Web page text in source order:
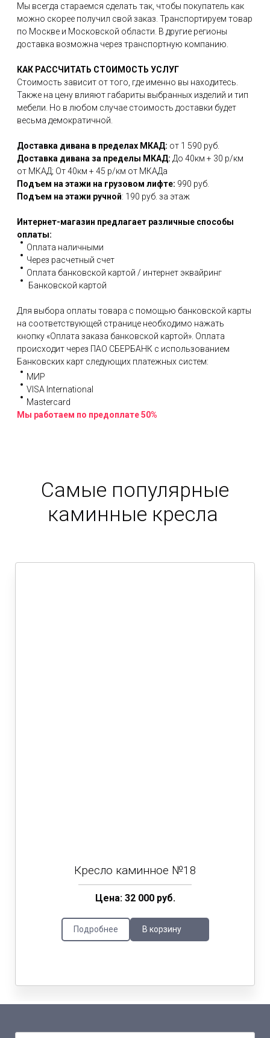
Мы всегда стараемся сделать так, чтобы покупатель как
можно скорее получил свой заказ. Транспортируем товар
по Москве и Московской области. В другие регионы
доставка возможна через транспортную компанию.
КАК РАССЧИТАТЬ СТОИМОСТЬ УСЛУГ
Стоимость зависит от того, где именно вы находитесь.
Также на цену влияют габариты выбранных изделий и тип
мебели. Но в любом случае стоимость доставки будет
весьма демократичной.
Доставка дивана в пределах МКАД: от 1 590 руб.
Доставка дивана за пределы МКАД: До 40км + 30 р/км
от МКАД; От 40км + 45 р/км от МКАДа
Подъем на этажи на грузовом лифте: 990 руб.
Подъем на этажи ручной: 190 руб. за этаж
Интернет-магазин предлагает различные способы
оплаты:
Оплата наличными
Через расчетный счет
Оплата банковской картой / интернет эквайринг
Банковской картой
Для выбора оплаты товара с помощью банковской карты
на соответствующей странице необходимо нажать
кнопку «Оплата заказа банковской картой». Оплата
происходит через ПАО СБЕРБАНК с использованием
Банковских карт следующих платежных систем:
МИР
VISA International
Mastercard
Мы работаем по предоплате 50%
Самые популярные
каминные кресла
Кресло каминное №18
Цена: 32 000 руб.
Подробнее В корзину